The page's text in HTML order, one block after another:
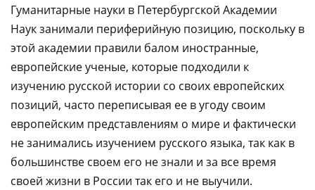
Гуманитарные науки в Петербургской Академии
Наук занимали периферийную позицию, поскольку в
этой академии правили балом иностранные,
европейские ученые, которые подходили к
изучению русской истории со своих европейских
позиций, часто переписывая ее в угоду своим
европейским представлениям о мире и фактически
не занимались изучением русского языка, так как в
большинстве своем его не знали и за все время
своей жизни в России так его и не выучили.